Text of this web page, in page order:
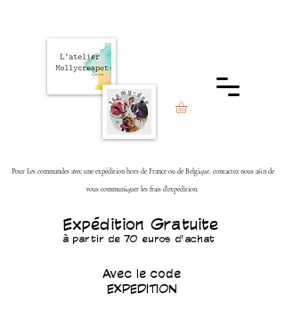
Pour Les commandes avec une expédition hors de France ou de Belgique, contactez nous afin de
vous communiquer les frais d'expédition.
Expédition Gratuite
à partir de 70 euros d'achat
Avec le code
EXPEDITION